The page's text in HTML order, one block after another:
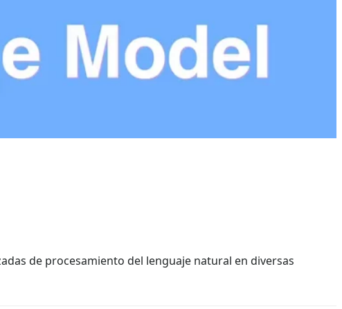
de procesamiento del lenguaje natural en diversas